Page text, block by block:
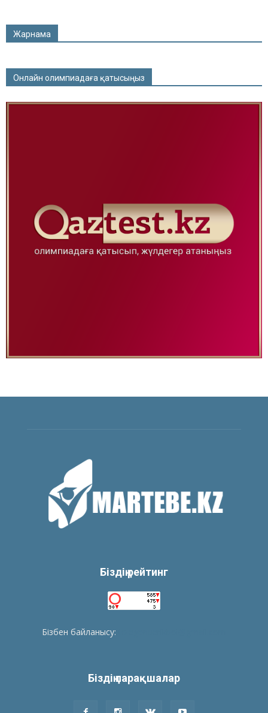
Жарнама
Онлайн олимпиадаға қатысыңыз
Біздің рейтинг
Бізбен байланысу:
Біздің парақшалар